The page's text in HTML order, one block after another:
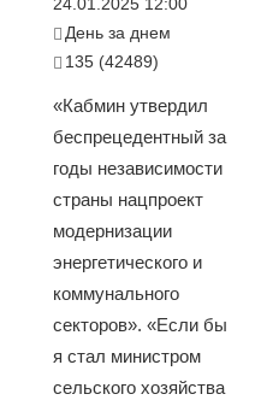
День за днем
135 (42489)
«Кабмин утвердил
беспрецедентный за
годы независимости
страны нацпроект
модернизации
энергетического и
коммунального
секторов». «Если бы
я стал министром
сельского хозяйства